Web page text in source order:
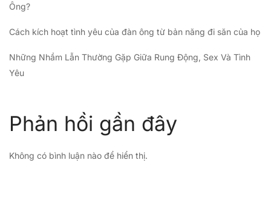
Ông?
Cách kích hoạt tình yêu của đàn ông từ bản năng đi săn của họ
Những Nhầm Lẫn Thường Gặp Giữa Rung Động, Sex Và Tình
Yêu
Phản hồi gần đây
Không có bình luận nào để hiển thị.